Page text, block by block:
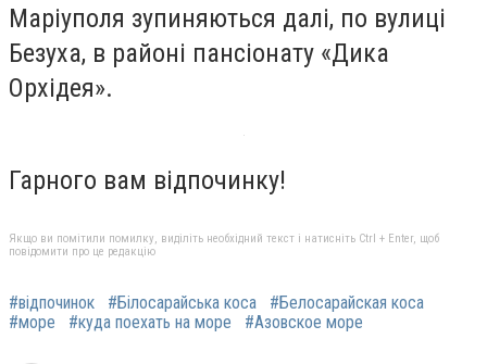
Маріуполя зупиняються далі, по вулиці
Безуха, в районі пансіонату «Дика
Орхідея».
Гарного вам відпочинку!
Якщо ви помітили помилку, виділіть необхідний текст і натисніть Ctrl + Enter, щоб
повідомити про це редакцію
#відпочинок #Білосарайська коса
#Белосарайская коса
#море
#куда поехать на море #Азовское море